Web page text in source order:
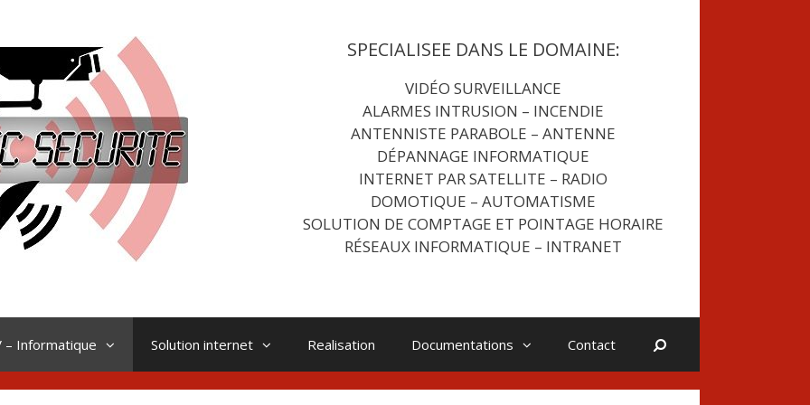
SPECIALISEE DANS LE DOMAINE:
VIDÉO SURVEILLANCE
ALARMES INTRUSION – INCENDIE
ANTENNISTE PARABOLE – ANTENNE
DÉPANNAGE INFORMATIQUE
INTERNET PAR SATELLITE – RADIO
DOMOTIQUE – AUTOMATISME
SOLUTION DE COMPTAGE ET POINTAGE HORAIRE
RÉSEAUX INFORMATIQUE – INTRANET
– Informatique Solution internet Realisation Documentations Contact